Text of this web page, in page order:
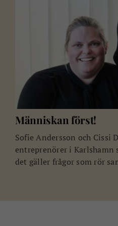
Människan först!
Sofie Andersson och Cissi
entreprenörer i Karlshamn
det gäller frågor som rör